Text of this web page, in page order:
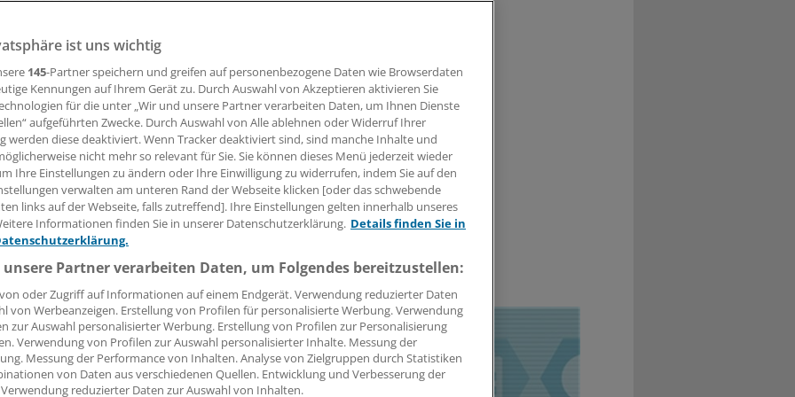
für Integrierte Versorgung im Gesundheitswesen will die
Versorgungsalltag vorantreiben. In einem Positionspapier warnt sie
Standesdünkel und fordert eine Bundesagentur für
Wallenfels
12:04 Uhr
0
ist uns wichtig
145-Partner speichern und greifen auf personenbezogene Daten wie Browserdaten
Kennungen auf Ihrem Gerät zu. Durch Auswahl von Akzeptieren aktivieren Sie
für die unter „Wir und unsere Partner verarbeiten Daten, um Ihnen Dienste
aufgeführten Zwecke. Durch Auswahl von Alle ablehnen oder Widerruf Ihrer
werden diese deaktiviert. Wenn Tracker deaktiviert sind, sind manche Inhalte und
nicht mehr so relevant für Sie. Sie können dieses Menü jederzeit wieder
Ihre Einstellungen zu ändern oder Ihre Einwilligung zu widerrufen, indem Sie auf den
verwalten am unteren Rand der Webseite klicken [oder das schwebende
links auf der Webseite, falls zutreffend]. Ihre Einstellungen gelten innerhalb unseres
Informationen finden Sie in unserer Datenschutzerklärung. Details finden Sie in
Partner verarbeiten Daten, um Folgendes bereitzustellen:
oder Zugriff auf Informationen auf einem Endgerät. Verwendung reduzierter Daten
von Werbeanzeigen. Erstellung von Profilen für personalisierte Werbung. Verwendung
zur Auswahl personalisierter Werbung. Erstellung von Profilen zur Personalisierung
Verwendung von Profilen zur Auswahl personalisierter Inhalte. Messung der
Messung der Performance von Inhalten. Analyse von Zielgruppen durch Statistiken
von Daten aus verschiedenen Quellen. Entwicklung und Verbesserung der
reduzierter Daten zur Auswahl von Inhalten.